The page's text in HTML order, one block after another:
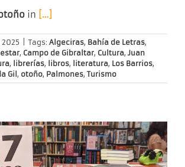
in […]
Tags: Algeciras, Bahía de Letras,
, Campo de Gibraltar, Cultura, Juan
, librerías, libros, literatura, Los Barrios,
Gil, otoño, Palmones, Turismo